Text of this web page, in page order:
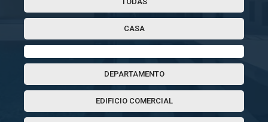
CASA
DEPARTAMENTO
EDIFICIO COMERCIAL